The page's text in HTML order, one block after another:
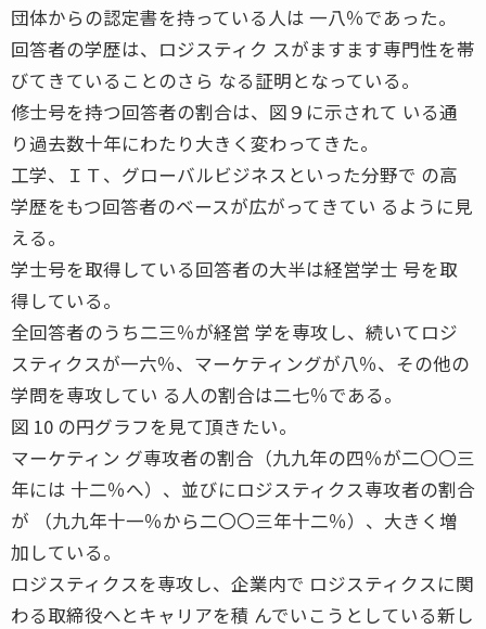
団体からの認定書を持っている人は 一八％であった。
回答者の学歴は、ロジスティク スがますます専門性を帯
びてきていることのさら なる証明となっている。
修士号を持つ回答者の割合は、図９に示されて いる通
り過去数十年にわたり大きく変わってきた。
工学、ＩＴ、グローバルビジネスといった分野で の高
学歴をもつ回答者のベースが広がってきてい るように見
える。
学士号を取得している回答者の大半は経営学士 号を取
得している。
全回答者のうち二三％が経営 学を専攻し、続いてロジ
スティクスが一六％、マーケティングが八％、その他の
学問を専攻してい る人の割合は二七％である。
図 10 の円グラフを見て頂きたい。
マーケティン グ専攻者の割合（九九年の四％が二〇〇三
年には 十二％へ）、並びにロジスティクス専攻者の割合
が （九九年十一％から二〇〇三年十二％）、大きく増
加している。
ロジスティクスを専攻し、企業内で ロジスティクスに関
わる取締役へとキャリアを積 んでいこうとしている新し